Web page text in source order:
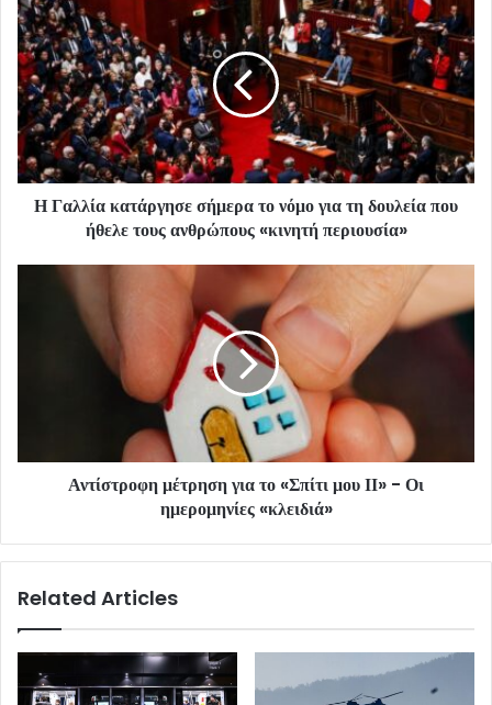
Η Γαλλία κατάργησε σήμερα το νόμο για τη δουλεία που
ήθελε τους ανθρώπους «κινητή περιουσία»
Αντίστροφη μέτρηση για το «Σπίτι μου ΙΙ» - Οι
ημερομηνίες «κλειδιά»
Related Articles